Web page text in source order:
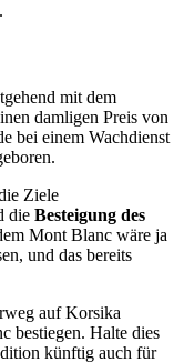
mit dem
damligen Preis von
bei einem Wachdienst
Ziele
die Besteigung des
Mont Blanc wäre ja
und das bereits
auf Korsika
bestiegen. Halte dies
künftig auch für